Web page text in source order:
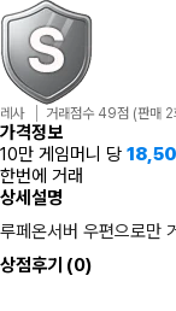
레사 거래점수 49점 (판매
가격정보
10만 게임머니 당
한번에 거래
상세설명
루페온서버 우편으로만
상점후기 (0)